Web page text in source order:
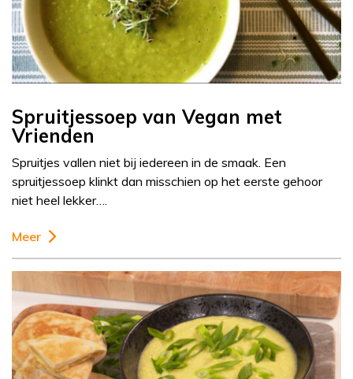
Spruitjessoep van Vegan met
Vrienden
Spruitjes vallen niet bij iedereen in de smaak. Een
spruitjessoep klinkt dan misschien op het eerste gehoor
niet heel lekker….
Meer